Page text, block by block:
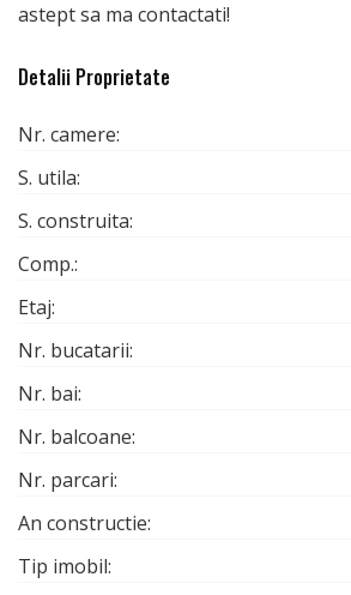
astept sa ma contactati!
Detalii Proprietate
Nr. camere:
S. utila:
S. construita:
Comp.:
Etaj:
Nr. bucatarii:
Nr. bai:
Nr. balcoane:
Nr. parcari:
An constructie:
Tip imobil: